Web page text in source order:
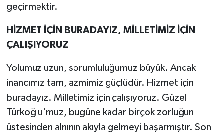
geçirmektir.
HİZMET İÇİN BURADAYIZ, MİLLETİMİZ İÇİN
ÇALIŞIYORUZ
Yolumuz uzun, sorumluluğumuz büyük. Ancak
inancımız tam, azmimiz güçlüdür. Hizmet için
buradayız. Milletimiz için çalışıyoruz. Güzel
Türkoğlu'muz, bugüne kadar birçok zorluğun
üstesinden alnının akıyla gelmeyi başarmıştır. Son